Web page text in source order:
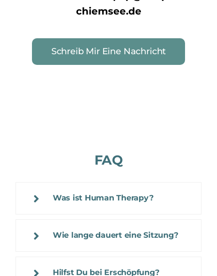
chiemsee.de
Schreib Mir Eine Nachricht
FAQ
Was ist Human Therapy?
Wie lange dauert eine Sitzung?
Hilfst Du bei Erschöpfung?